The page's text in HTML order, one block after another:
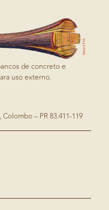
de concreto e
uso externo.
– PR 83.411-119